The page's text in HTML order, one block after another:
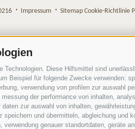
Technologien. Diese Hilfsmittel sind
Beispiel für folgende Zwecke verwenden:
verwendung von profilen zur auswahl
der performance von inhalten,
zur auswahl von inhalten,
und übermitteln, abgleichung
genauer standortdaten, geräte
Impressum Sitemap Cookie-Richtlinie